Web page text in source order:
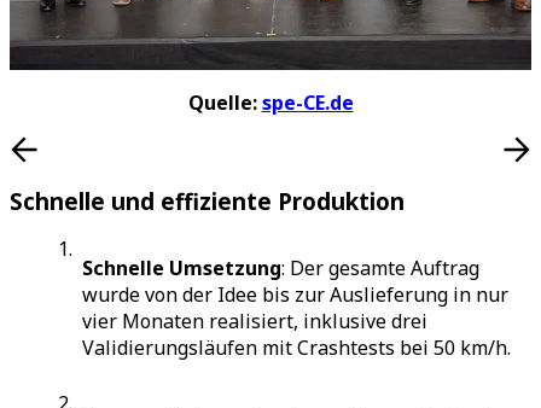
Quelle:spe-CE.de
Schnelle und effiziente Produktion
Schnelle Umsetzung: Der gesamte Auftrag
wurde von der Idee bis zur Auslieferung in nur
vier Monaten realisiert, inklusive drei
Validierungsläufen mit Crashtests bei 50 km/h.